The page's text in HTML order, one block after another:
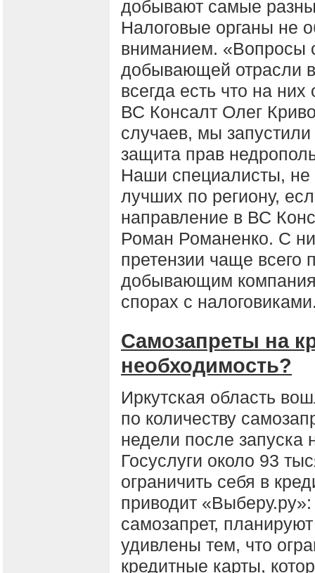
добывают самые
Налоговые органы не
вниманием. «Вопросы
добывающей отрасли
всегда есть что на них
ВС Консалт Олег
случаев, мы
защита прав
Наши специалисты, не
лучших по региону,
направление в ВС
Роман Романенко. С
претензии чаще всего
добывающим
спорах с
Самозапреты на
необходимость?
Иркутская область
по количеству
недели после запуска
Госуслуги около 93
ограничить себя в
приводит
самозапрет,
удивлены тем, что
кредитные карты,